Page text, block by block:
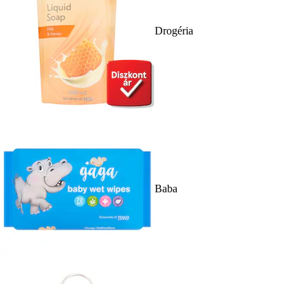
Drogéria
Baba